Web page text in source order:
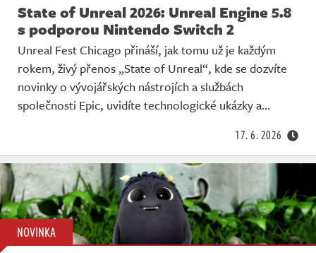
State of Unreal 2026: Unreal Engine 5.8
s podporou Nintendo Switch 2
Unreal Fest Chicago přináší, jak tomu už je každým
rokem, živý přenos „State of Unreal“, kde se dozvíte
novinky o vývojářských nástrojích a službách
společnosti Epic, uvidíte technologické ukázky a…
17. 6. 2026
NOVINKA